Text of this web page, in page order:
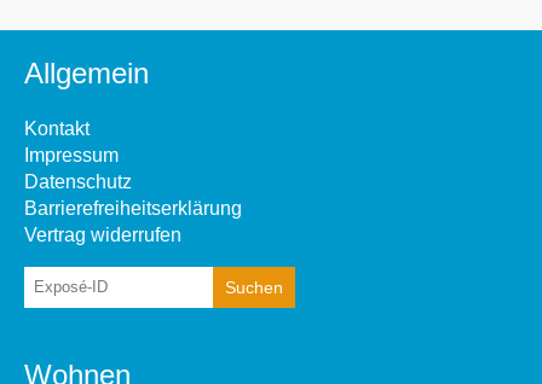
Allgemein
Kontakt
Impressum
Datenschutz
Barrierefreiheitserklärung
Vertrag widerrufen
Wohnen